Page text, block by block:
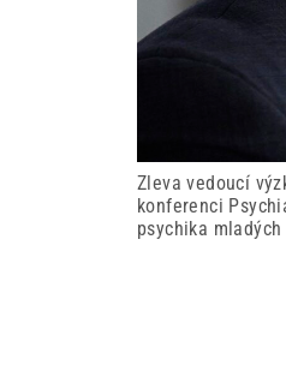
Zleva vedoucí
konferenci
psychika